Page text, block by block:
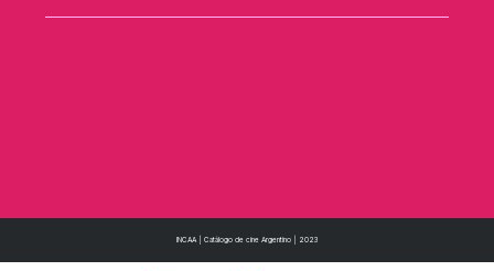
INCAA | Catálogo de cine Argentino | 2023